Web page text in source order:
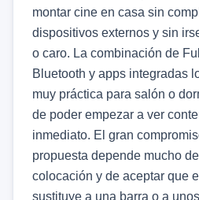
montar cine en casa sin
dispositivos externos y sin
o caro. La combinación de
Bluetooth y apps integradas
muy práctica para salón o
de poder empezar a ver
inmediato. El gran
propuesta depende mucho
colocación y de aceptar que
sustituye a una barra o a